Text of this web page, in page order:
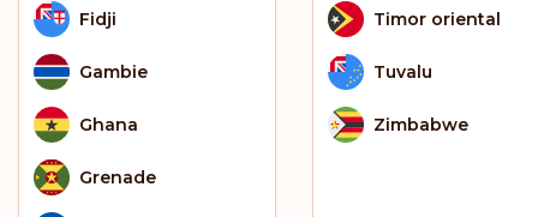
Fidji
Gambie
Ghana
Grenade
Timor oriental
Tuvalu
Zimbabwe